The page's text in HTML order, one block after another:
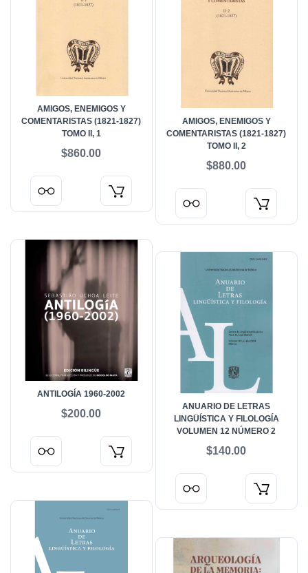
AMIGOS, ENEMIGOS Y
COMENTARISTAS (1821-1827)
TOMO II, 1
$860.00
AMIGOS, ENEMIGOS Y
COMENTARISTAS (1821-1827)
TOMO II, 2
$880.00
ANTILOGÍA 1960-2002
$200.00
ANUARIO DE LETRAS
LINGÜÍSTICA Y FILOLOGÍA
VOLUMEN 12 NÚMERO 2
$140.00